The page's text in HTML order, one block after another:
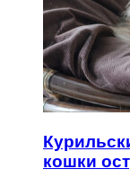
кошки